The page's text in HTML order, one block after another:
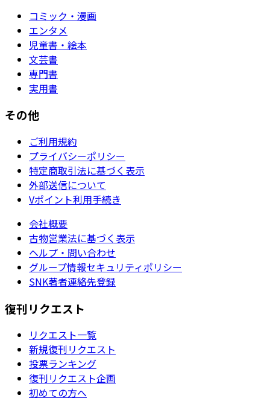
コミック・漫画
エンタメ
児童書・絵本
文芸書
専門書
実用書
その他
ご利用規約
プライバシーポリシー
特定商取引法に基づく表示
外部送信について
Vポイント利用手続き
会社概要
古物営業法に基づく表示
ヘルプ・問い合わせ
グループ情報セキュリティポリシー
SNK著者連絡先登録
復刊リクエスト
リクエスト一覧
新規復刊リクエスト
投票ランキング
復刊リクエスト企画
初めての方へ